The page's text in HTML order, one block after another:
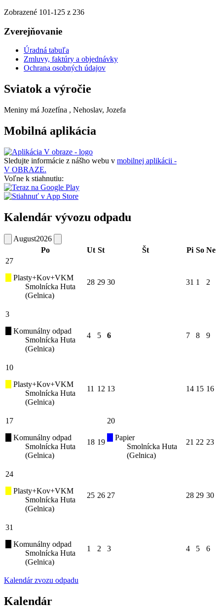
Zobrazené 101-125 z 236
Zverejňovanie
Úradná tabuľa
Zmluvy, faktúry a objednávky
Ochrana osobných údajov
Sviatok a výročie
Meniny má Jozefína , Nehoslav, Jozefa
Mobilná aplikácia
Sledujte informácie z nášho webu v mobilnej aplikácii -
V OBRAZE.
Voľne k stiahnutiu:
Kalendár vývozu odpadu
August2026
Po
Ut St Št Pi So Ne
27
Plasty+Kov+VKM
Smolnícka Huta
(Gelnica)
28 29 30 31 1 2
3
Komunálny odpad
Smolnícka Huta
(Gelnica)
4 5 6 7 8 9
10
Plasty+Kov+VKM
Smolnícka Huta
(Gelnica)
11 12 13 14 15 16
17
Komunálny odpad
Smolnícka Huta
(Gelnica)
18 19
20
Papier
Smolnícka Huta
(Gelnica)
21 22 23
24
Plasty+Kov+VKM
Smolnícka Huta
(Gelnica)
25 26 27 28 29 30
31
Komunálny odpad
Smolnícka Huta
(Gelnica)
1 2 3 4 5 6
Kalendár zvozu odpadu
Kalendár